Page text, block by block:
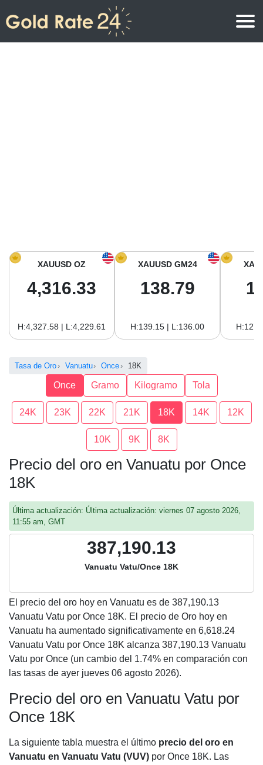
Precio del Oro hoy en América del sur
XAUUSD OZ
4,316.33
H:4,327.58 | L:4,229.61
XAUUSD GM24
138.79
H:139.15 | L:136.00
Tasa de Oro Vanuatu Once 18K
Once Gramo Kilogramo Tola
24K 23K 22K 21K 18K 14K 12K
10K 9K 8K
Precio del oro en Vanuatu por Once
18K
Última actualización: Última actualización: viernes 07 agosto 2026,
11:55 am, GMT
387,190.13
Vanuatu Vatu/Once 18K
El precio del oro hoy en Vanuatu es de 387,190.13
Vanuatu Vatu por Once 18K. El precio de Oro hoy en
Vanuatu ha aumentado significativamente en 6,618.24
Vanuatu Vatu por Once 18K alcanza 387,190.13 Vanuatu
Vatu por Once (un cambio del 1.74% en comparación con
las tasas de ayer jueves 06 agosto 2026).
Precio del oro en Vanuatu Vatu por
Once 18K
La siguiente tabla muestra el último precio del oro en
Vanuatu en Vanuatu Vatu (VUV) por Once 18K. Las